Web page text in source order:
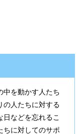
中を動かす人たち
の人たちに対する
日などを忘れるこ
ちに対してのサポ